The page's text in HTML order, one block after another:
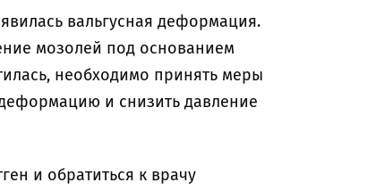
вальгусная деформация.
мозолей под основанием
необходимо принять меры
и снизить давление
и обратиться к врачу